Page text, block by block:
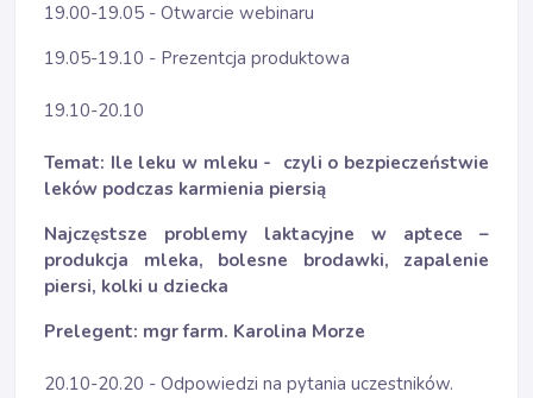
19.00-19.05 - Otwarcie webinaru
19.05-19.10 - Prezentcja produktowa
19.10-20.10
Temat: Ile leku w mleku - czyli o bezpieczeństwie
leków podczas karmienia piersią
Najczęstsze problemy laktacyjne w aptece –
produkcja mleka, bolesne brodawki, zapalenie
piersi, kolki u dziecka
Prelegent: mgr farm. Karolina Morze
20.10-20.20 - Odpowiedzi na pytania uczestników.